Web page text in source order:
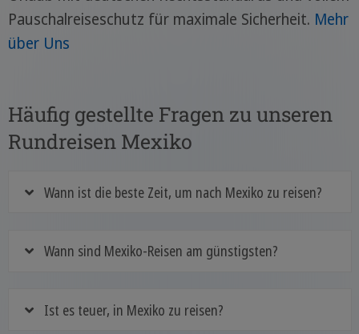
Pauschalreiseschutz für maximale Sicherheit. Mehr
über Uns
Häufig gestellte Fragen zu unseren
Rundreisen Mexiko
Wann ist die beste Zeit, um nach Mexiko zu reisen?
Wann sind Mexiko-Reisen am günstigsten?
Ist es teuer, in Mexiko zu reisen?